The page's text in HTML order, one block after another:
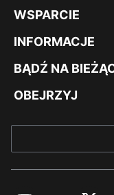
WSPARCIE
INFORMACJE
BĄDŹ NA
OBEJRZYJ